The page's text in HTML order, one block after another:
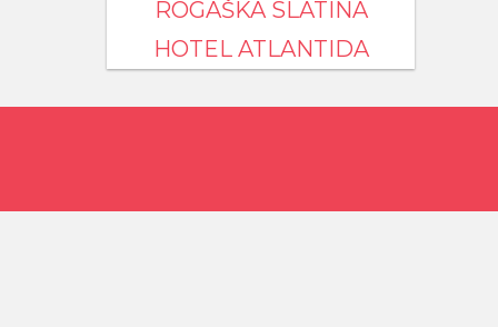
ROGAŠKA SLATINA
HOTEL ATLANTIDA